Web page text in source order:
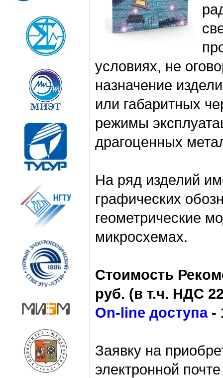
условиях, не
назначение
или габаритных
режимы
драгоценных
На ряд изделий
графических
геометрические
микросхемах.
Стоимость
руб. (в т.ч. НДС
On-line доступа-
Заявку на
электронной